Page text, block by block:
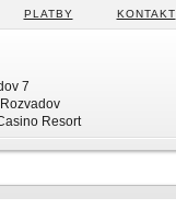
PLATBY KONTAKT
7
Resort